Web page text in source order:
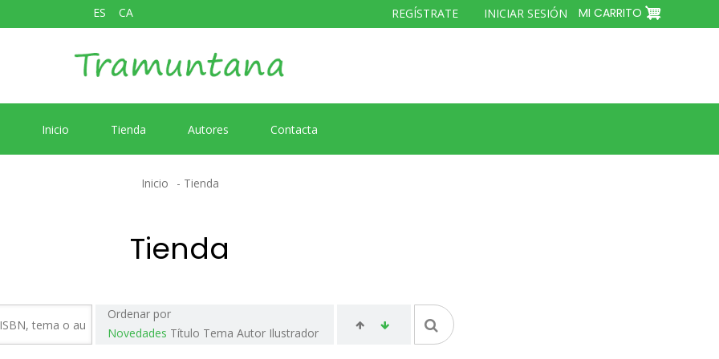
MI CARRITO
ES CA
MENÚ
DEL
REGÍSTRATE INICIAR SESIÓN
Inicio Tienda Autores Contacta
Inicio Tienda
Tienda
Ordenar por
Novedades Título Tema Autor Ilustrador